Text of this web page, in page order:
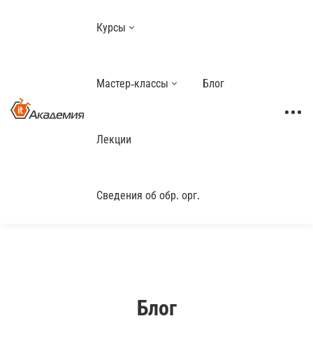
Курсы
Мастер-классы Блог
Лекции
Сведения об обр. орг.
Блог